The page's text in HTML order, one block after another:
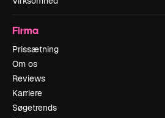
Firma
Prissætning
Om os
Reviews
Karriere
Søgetrends